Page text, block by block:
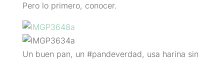
Pero lo primero, conocer.
Un buen pan, un #pandeverdad, usa harina sin